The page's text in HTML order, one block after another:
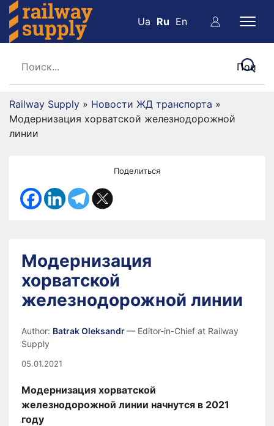
Ua Ru En
Railway Supply » Новости ЖД транспорта »
Модернизация хорватской железнодорожной
линии
Поделиться
Модернизация
хорватской
железнодорожной линии
Author: Batrak Oleksandr— Editor-in-Chief at Railway
Supply
05.01.2021
Модернизация хорватской
железнодорожной линии начнутся в 2021
году